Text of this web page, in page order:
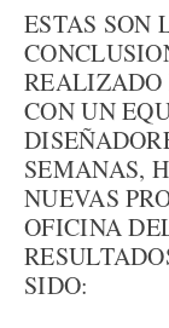
ESTAS SON
REALIZADO
CON UN
SEMANAS,
NUEVAS
OFICINA
SIDO: